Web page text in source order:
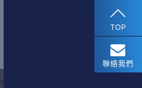
TOP
聯絡我們